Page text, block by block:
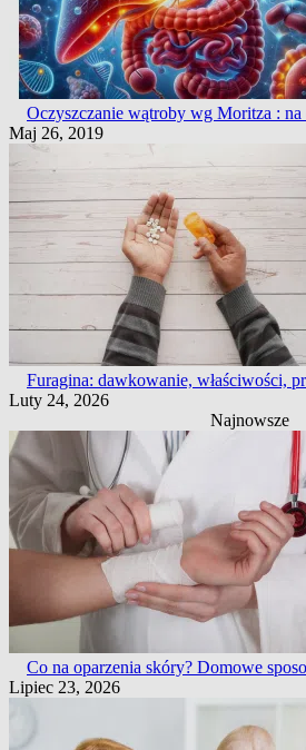
Oczyszczanie wątroby wg Moritza :
Maj 26, 2019
Furagina: dawkowanie, właściwości,
Luty 24, 2026
Najnowsze
Co na oparzenia skóry? Domowe
Lipiec 23, 2026